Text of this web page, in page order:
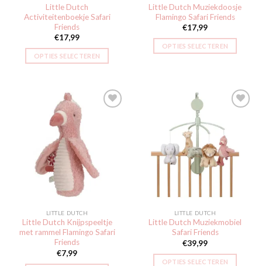
Little Dutch
Activiteitenboekje Safari
Friends
€17,99
OPTIES SELECTEREN
Little Dutch Muziekdoosje
Flamingo Safari Friends
€17,99
OPTIES SELECTEREN
verlanglijst
LITTLE DUTCH
Little Dutch Knijpspeeltje
met rammel Flamingo Safari
Friends
€7,99
Toevoegen
aan
verlanglijst
LITTLE DUTCH
Little Dutch Muziekmobiel
Safari Friends
€39,99
OPTIES SELECTEREN